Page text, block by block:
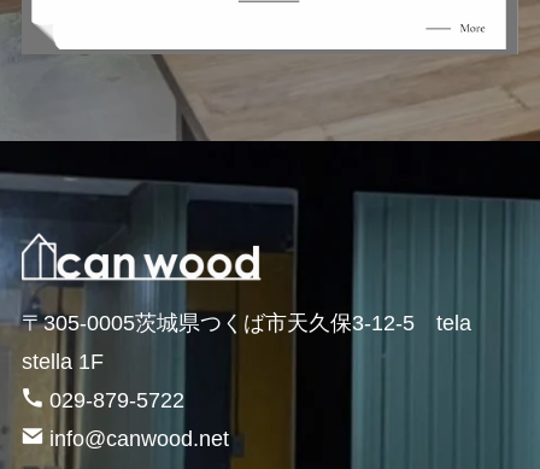
〒305-0005茨城県つくば市天久保3-12-5 tela
stella 1F
029-879-5722
info@canwood.net